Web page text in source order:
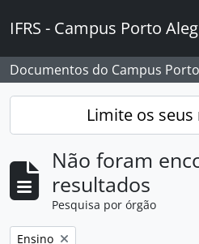
IFRS - Campus Porto
Documentos do Campus
Limite os
Não foram
resultados
Pesquisa por órgão
Remover filtro:
Ensino